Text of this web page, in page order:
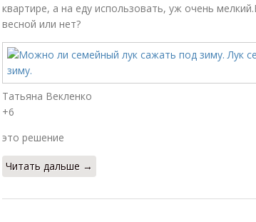
квартире, а на еду использовать, уж очень
весной или нет?
Татьяна Векленко
+6
это решение
Читать дальше →